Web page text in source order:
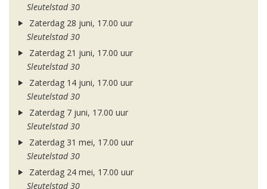
Sleutelstad 30
Zaterdag 28 juni, 17.00 uur
Sleutelstad 30
Zaterdag 21 juni, 17.00 uur
Sleutelstad 30
Zaterdag 14 juni, 17.00 uur
Sleutelstad 30
Zaterdag 7 juni, 17.00 uur
Sleutelstad 30
Zaterdag 31 mei, 17.00 uur
Sleutelstad 30
Zaterdag 24 mei, 17.00 uur
Sleutelstad 30